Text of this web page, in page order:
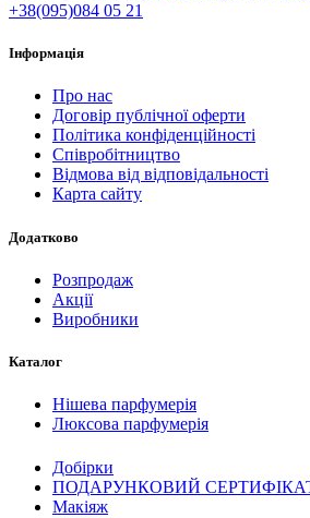
+38(095)084 05 21
Інформація
Про нас
Договір публічної оферти
Політика конфіденційності
Співробітництво
Відмова від відповідальності
Карта сайту
Додатково
Розпродаж
Акції
Виробники
Каталог
Нішева парфумерія
Люксова парфумерія
Добірки
ПОДАРУНКОВИЙ
Макіяж